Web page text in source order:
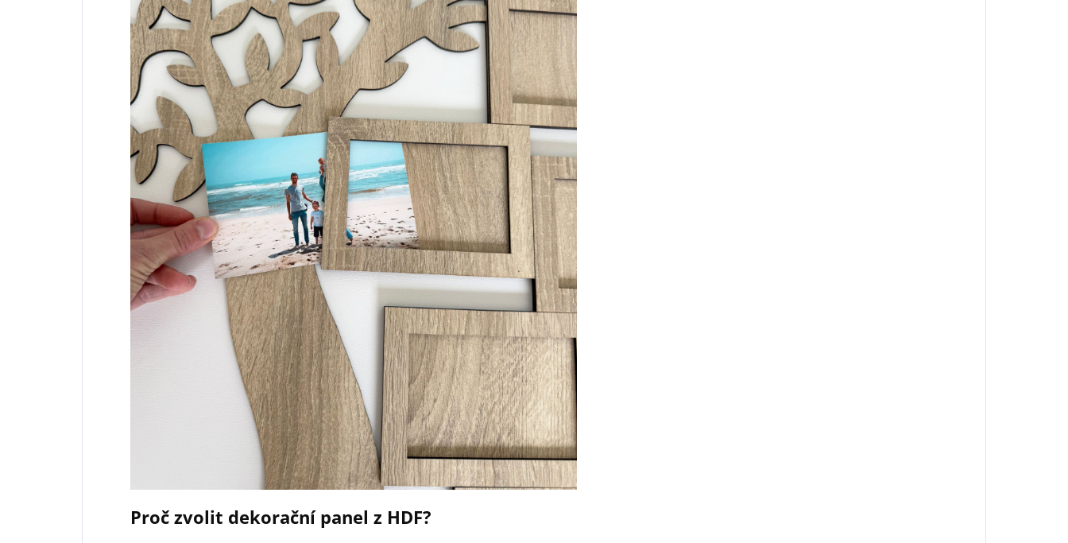
Proč zvolit dekorační panel z HDF?